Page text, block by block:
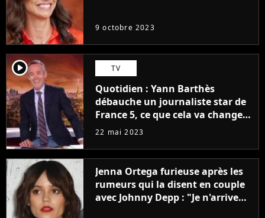
9 octobre 2023
player2 TV
Quotidien : Yann Barthès
débauche un journaliste star de
France 5, ce que cela va changer
à la rentrée
22 mai 2023
Jenna Ortega furieuse après les
rumeurs qui la disent en couple
avec Johnny Depp : "Je n'arrive